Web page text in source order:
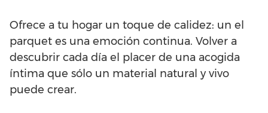
Ofrece a tu hogar un toque de calidez: un el
parquet es una emoción continua. Volver a
descubrir cada día el placer de una acogida
íntima que sólo un material natural y vivo
puede crear.